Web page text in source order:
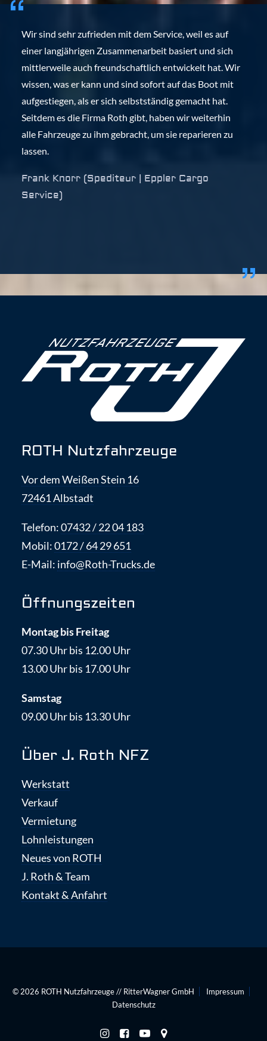
Wir sind sehr zufrieden mit dem Service, weil es auf
einer langjährigen Zusammenarbeit basiert und sich
mittlerweile auch freundschaftlich entwickelt hat. Wir
wissen, was er kann und sind sofort auf das Boot mit
aufgestiegen, als er sich selbstständig gemacht hat.
Seitdem es die Firma Roth gibt, haben wir weiterhin
alle Fahrzeuge zu ihm gebracht, um sie reparieren zu
lassen.
Frank Knorr (Spediteur | Eppler Cargo
Service)
ROTH Nutzfahrzeuge
Vor dem Weißen Stein 16
72461 Albstadt
Telefon:07432 / 22 04 183
Mobil:0172 / 64 29 651
E-Mail: info@Roth-Trucks.de
Öffnungszeiten
Montag bis Freitag
07.30 Uhr bis 12.00 Uhr
13.00 Uhr bis 17.00 Uhr
Samstag
09.00 Uhr bis 13.30 Uhr
Über J. Roth NFZ
Werkstatt
Verkauf
Vermietung
Lohnleistungen
Neues von ROTH
J. Roth & Team
Kontakt & Anfahrt
© 2026 ROTH Nutzfahrzeuge// RitterWagner GmbH
Impressum
Datenschutz